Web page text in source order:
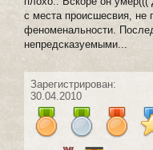
с места происшесвия, не
феноменальности.
непредсказуемыми...
Зарегистрирован:
30.04.2010